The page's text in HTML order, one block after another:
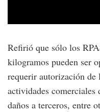
Refirió que sólo los
kilogramos pueden ser
requerir autorización de
actividades comerciales
daños a terceros, entre